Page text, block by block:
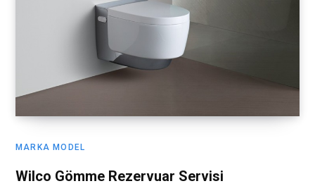
MARKA MODEL
Wilco Gömme Rezervuar Servisi